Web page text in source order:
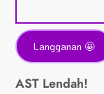
AST Lendah!